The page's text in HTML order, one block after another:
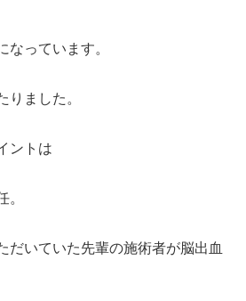
なっています。
りました。
ントは
。
だいていた先輩の施術者が脳出血